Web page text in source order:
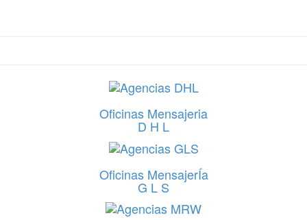
Oficinas Mensajeria
D H L
Oficinas MensajerÍa
G L S